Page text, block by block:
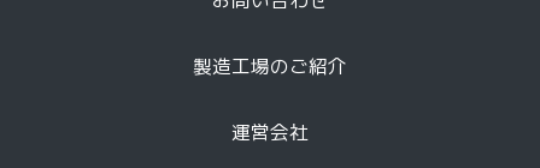
製造工場のご紹介
運営会社